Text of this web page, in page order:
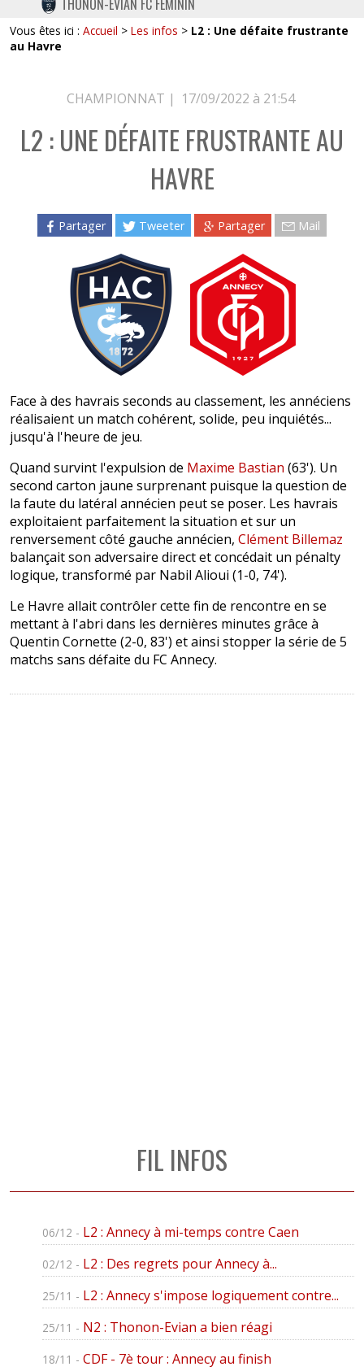
TWITTER
INSTAGRAM
THONON-EVIAN FC FÉMININ
Vous êtes ici : Accueil > Les infos > L2 : Une défaite frustrante
au Havre
CHAMPIONNAT | 17/09/2022 à 21:54
L2 : UNE DÉFAITE FRUSTRANTE AU
HAVRE
Partager Tweeter Partager Mail
Face à des havrais seconds au classement, les annéciens
réalisaient un match cohérent, solide, peu inquiétés...
jusqu'à l'heure de jeu.
Quand survint l'expulsion de Maxime Bastian (63'). Un
second carton jaune surprenant puisque la question de
la faute du latéral annécien peut se poser. Les havrais
exploitaient parfaitement la situation et sur un
renversement côté gauche annécien, Clément Billemaz
balançait son adversaire direct et concédait un pénalty
logique, transformé par Nabil Alioui (1-0, 74').
Le Havre allait contrôler cette fin de rencontre en se
mettant à l'abri dans les dernières minutes grâce à
Quentin Cornette (2-0, 83') et ainsi stopper la série de 5
matchs sans défaite du FC Annecy.
FIL INFOS
06/12 - L2 : Annecy à mi-temps contre Caen
02/12 - L2 : Des regrets pour Annecy à...
25/11 - L2 : Annecy s'impose logiquement contre...
25/11 - N2 : Thonon-Evian a bien réagi
18/11 - CDF - 7è tour : Annecy au finish